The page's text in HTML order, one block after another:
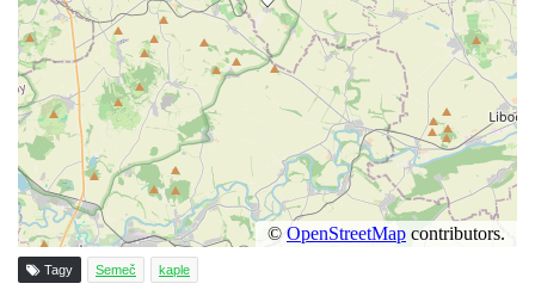
Křížová cesta Římov – VII. kaple – Políbení
Jidášovo
Křížová cesta Římov – VI. kaple – Olivetská
hora (Getsemanská zahrada)
Křížová cesta Římov – V. kaple – Smutná
duše
Křížová cesta Římov – IV. kaple – Pustá ves
Křížová cesta Římov – III. kaple – Stádní
brána
Tagy Semeč kaple